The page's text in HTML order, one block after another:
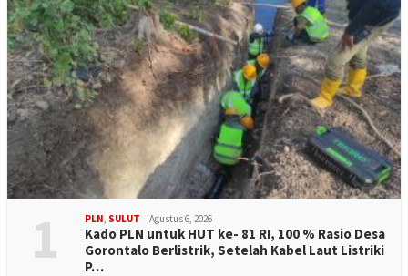
1 PLN SULUT Agustus 6, 2026
Kado PLN untuk HUT ke- 81 RI, 100 % Rasio Desa
Gorontalo Berlistrik, Setelah Kabel Laut Listriki
P…